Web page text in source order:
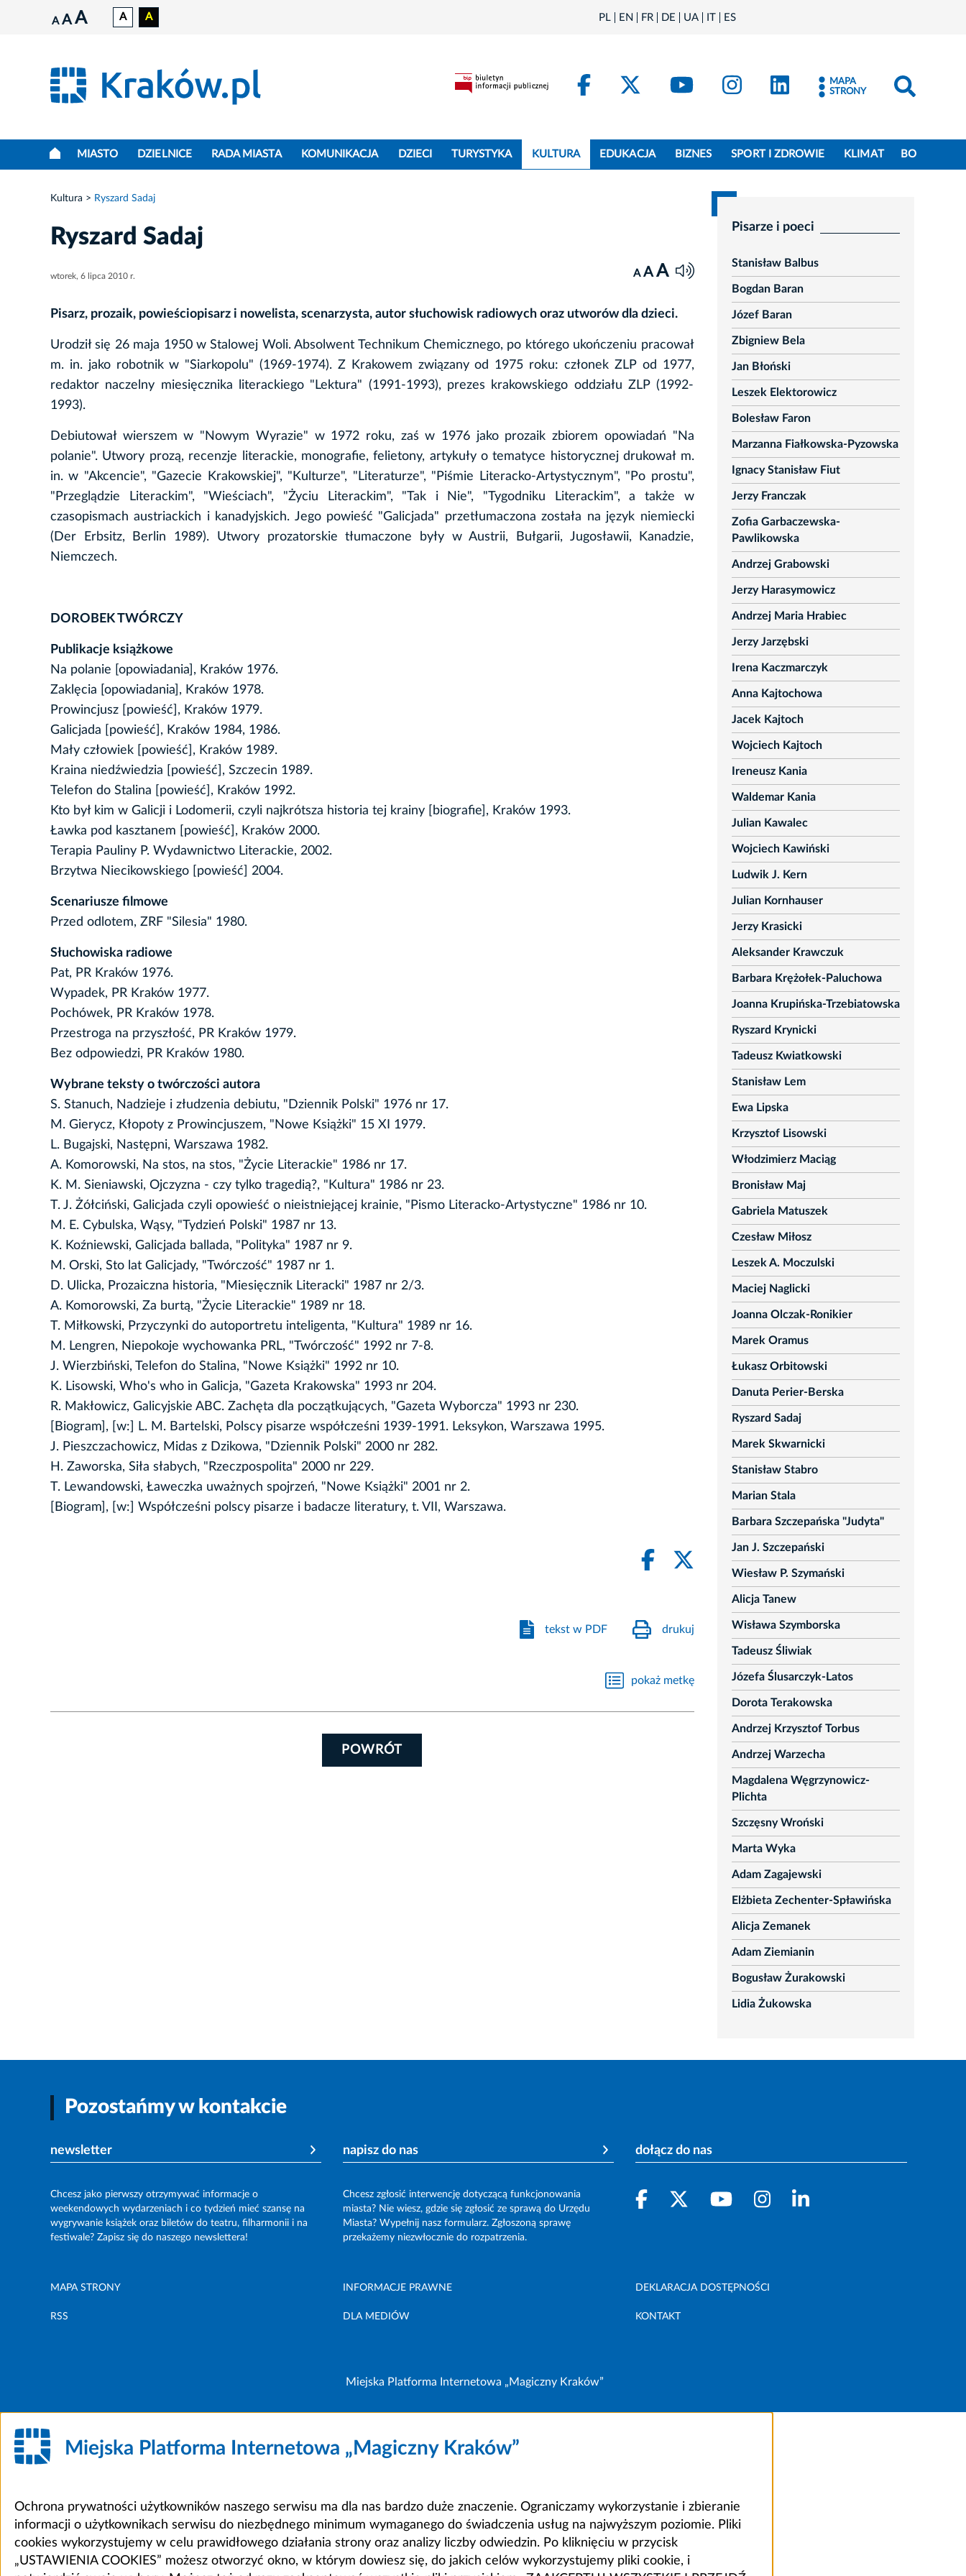
A A A A A PL EN FR DE UA IT ES
FacebookKraków - X
Kraków - YouTube
Kraków - Instagram
Kraków - LinkedIn
MAPA
STRONY
MIASTO DZIELNICE RADA MIASTA KOMUNIKACJA DZIECI TURYSTYKA KULTURA EDUKACJA BIZNES SPORT I ZDROWIE KLIMAT BO
Kultura Ryszard Sadaj
Ryszard Sadaj
wtorek, 6 lipca 2010 r. A A A
Pisarz, prozaik, powieściopisarz i nowelista, scenarzysta, autor słuchowisk radiowych oraz utworów dla dzieci.
Urodził się 26 maja 1950 w Stalowej Woli. Absolwent Technikum Chemicznego, po którego ukończeniu pracował
m. in. jako robotnik w "Siarkopolu" (1969-1974). Z Krakowem związany od 1975 roku: członek ZLP od 1977,
redaktor naczelny miesięcznika literackiego "Lektura" (1991-1993), prezes krakowskiego oddziału ZLP (1992-
1993).
Debiutował wierszem w "Nowym Wyrazie" w 1972 roku, zaś w 1976 jako prozaik zbiorem opowiadań "Na
polanie". Utwory prozą, recenzje literackie, monografie, felietony, artykuły o tematyce historycznej drukował m.
in. w "Akcencie", "Gazecie Krakowskiej", "Kulturze", "Literaturze", "Piśmie Literacko-Artystycznym", "Po prostu",
"Przeglądzie Literackim", "Wieściach", "Życiu Literackim", "Tak i Nie", "Tygodniku Literackim", a także w
czasopismach austriackich i kanadyjskich. Jego powieść "Galicjada" przetłumaczona została na język niemiecki
(Der Erbsitz, Berlin 1989). Utwory prozatorskie tłumaczone były w Austrii, Bułgarii, Jugosławii, Kanadzie,
Niemczech.
DOROBEK TWÓRCZY
Publikacje książkowe
Na polanie [opowiadania], Kraków 1976.
Zaklęcia [opowiadania], Kraków 1978.
Prowincjusz [powieść], Kraków 1979.
Galicjada [powieść], Kraków 1984, 1986.
Mały człowiek [powieść], Kraków 1989.
Kraina niedźwiedzia [powieść], Szczecin 1989.
Telefon do Stalina [powieść], Kraków 1992.
Kto był kim w Galicji i Lodomerii, czyli najkrótsza historia tej krainy [biografie], Kraków 1993.
Ławka pod kasztanem [powieść], Kraków 2000.
Terapia Pauliny P. Wydawnictwo Literackie, 2002.
Brzytwa Niecikowskiego [powieść] 2004.
Scenariusze filmowe
Przed odlotem, ZRF "Silesia" 1980.
Słuchowiska radiowe
Pat, PR Kraków 1976.
Wypadek, PR Kraków 1977.
Pochówek, PR Kraków 1978.
Przestroga na przyszłość, PR Kraków 1979.
Bez odpowiedzi, PR Kraków 1980.
Wybrane teksty o twórczości autora
S. Stanuch, Nadzieje i złudzenia debiutu, "Dziennik Polski" 1976 nr 17.
M. Gierycz, Kłopoty z Prowincjuszem, "Nowe Książki" 15 XI 1979.
L. Bugajski, Następni, Warszawa 1982.
A. Komorowski, Na stos, na stos, "Życie Literackie" 1986 nr 17.
K. M. Sieniawski, Ojczyzna - czy tylko tragedią?, "Kultura" 1986 nr 23.
T. J. Żółciński, Galicjada czyli opowieść o nieistniejącej krainie, "Pismo Literacko-Artystyczne" 1986 nr 10.
M. E. Cybulska, Wąsy, "Tydzień Polski" 1987 nr 13.
K. Koźniewski, Galicjada ballada, "Polityka" 1987 nr 9.
M. Orski, Sto lat Galicjady, "Twórczość" 1987 nr 1.
D. Ulicka, Prozaiczna historia, "Miesięcznik Literacki" 1987 nr 2/3.
A. Komorowski, Za burtą, "Życie Literackie" 1989 nr 18.
T. Miłkowski, Przyczynki do autoportretu inteligenta, "Kultura" 1989 nr 16.
M. Lengren, Niepokoje wychowanka PRL, "Twórczość" 1992 nr 7-8.
J. Wierzbiński, Telefon do Stalina, "Nowe Książki" 1992 nr 10.
K. Lisowski, Who's who in Galicja, "Gazeta Krakowska" 1993 nr 204.
R. Makłowicz, Galicyjskie ABC. Zachęta dla początkujących, "Gazeta Wyborcza" 1993 nr 230.
[Biogram], [w:] L. M. Bartelski, Polscy pisarze współcześni 1939-1991. Leksykon, Warszawa 1995.
J. Pieszczachowicz, Midas z Dzikowa, "Dziennik Polski" 2000 nr 282.
H. Zaworska, Siła słabych, "Rzeczpospolita" 2000 nr 229.
T. Lewandowski, Ławeczka uważnych spojrzeń, "Nowe Książki" 2001 nr 2.
[Biogram], [w:] Współcześni polscy pisarze i badacze literatury, t. VII, Warszawa.
tekst w PDF drukuj
pokaż metkę
POWRÓT
Pisarze i poeci
Stanisław Balbus
Bogdan Baran
Józef Baran
Zbigniew Bela
Jan Błoński
Leszek Elektorowicz
Bolesław Faron
Marzanna Fiałkowska-Pyzowska
Ignacy Stanisław Fiut
Jerzy Franczak
Zofia Garbaczewska-
Pawlikowska
Andrzej Grabowski
Jerzy Harasymowicz
Andrzej Maria Hrabiec
Jerzy Jarzębski
Irena Kaczmarczyk
Anna Kajtochowa
Jacek Kajtoch
Wojciech Kajtoch
Ireneusz Kania
Waldemar Kania
Julian Kawalec
Wojciech Kawiński
Ludwik J. Kern
Julian Kornhauser
Jerzy Krasicki
Aleksander Krawczuk
Barbara Krężołek-Paluchowa
Joanna Krupińska-Trzebiatowska
Ryszard Krynicki
Tadeusz Kwiatkowski
Stanisław Lem
Ewa Lipska
Krzysztof Lisowski
Włodzimierz Maciąg
Bronisław Maj
Gabriela Matuszek
Czesław Miłosz
Leszek A. Moczulski
Maciej Naglicki
Joanna Olczak-Ronikier
Marek Oramus
Łukasz Orbitowski
Danuta Perier-Berska
Ryszard Sadaj
Marek Skwarnicki
Stanisław Stabro
Marian Stala
Barbara Szczepańska "Judyta"
Jan J. Szczepański
Wiesław P. Szymański
Alicja Tanew
Wisława Szymborska
Tadeusz Śliwiak
Józefa Ślusarczyk-Latos
Dorota Terakowska
Andrzej Krzysztof Torbus
Andrzej Warzecha
Magdalena Węgrzynowicz-
Plichta
Szczęsny Wroński
Marta Wyka
Adam Zagajewski
Elżbieta Zechenter-Spławińska
Alicja Zemanek
Adam Ziemianin
Bogusław Żurakowski
Lidia Żukowska
Pozostańmy w kontakcie
newsletter
Chcesz jako pierwszy otrzymywać informacje o
weekendowych wydarzeniach i co tydzień mieć szansę na
wygrywanie książek oraz biletów do teatru, filharmonii i na
festiwale? Zapisz się do naszego newslettera!
napisz do nas
Chcesz zgłosić interwencję dotyczącą funkcjonowania
miasta? Nie wiesz, gdzie się zgłosić ze sprawą do Urzędu
Miasta? Wypełnij nasz formularz. Zgłoszoną sprawę
przekażemy niezwłocznie do rozpatrzenia.
dołącz do nas
MAPA STRONY INFORMACJE PRAWNE DEKLARACJA DOSTĘPNOŚCI
RSS DLA MEDIÓW KONTAKT
Miejska Platforma Internetowa „Magiczny Kraków”
Miejska Platforma Internetowa „Magiczny Kraków”
Ochrona prywatności użytkowników naszego serwisu ma dla nas bardzo duże znaczenie. Ograniczamy wykorzystanie i zbieranie
informacji o użytkownikach serwisu do niezbędnego minimum wymaganego do świadczenia usług na najwyższym poziomie. Pliki
cookies wykorzystujemy w celu prawidłowego działania strony oraz analizy liczby odwiedzin. Po kliknięciu w przycisk
„USTAWIENIA COOKIES” możesz otworzyć okno, w którym dowiesz się, do jakich celów wykorzystujemy pliki cookie, i